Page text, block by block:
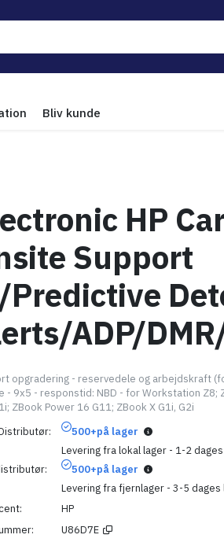
Bliv kunde
HP
Support
ADP/
opgradering - reservedele og arbejdskraft
- 9x5 - responstid: NBD - for Workstation Z8;
ZBook Power 16 G11; ZBook X G1i, G2i
500+på lager
Levering fra lokal lager - 1-2
500+på lager
Levering fra fjernlager - 3-5 dages
HP
U86D7E